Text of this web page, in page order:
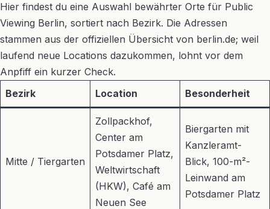
Hier findest du eine Auswahl bewährter Orte für Public
Viewing Berlin, sortiert nach Bezirk. Die Adressen
stammen aus der offiziellen Übersicht von berlin.de; weil
laufend neue Locations dazukommen, lohnt vor dem
Anpfiff ein kurzer Check.
Bezirk
Location Besonderheit
Mitte / Tiergarten
Zollpackhof,
Center am
Potsdamer Platz,
Weltwirtschaft
(HKW), Café am
Neuen See
Biergarten mit
Kanzleramt-
Blick, 100-m²-
Leinwand am
Potsdamer Platz